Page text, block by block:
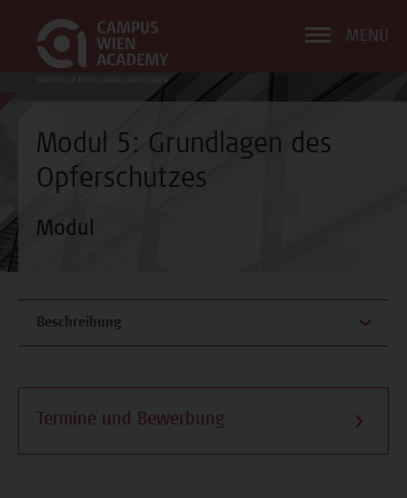
MENÜ
Modul 5: Grundlagen des
Opferschutzes
Modul
Beschreibung
Termine und Bewerbung